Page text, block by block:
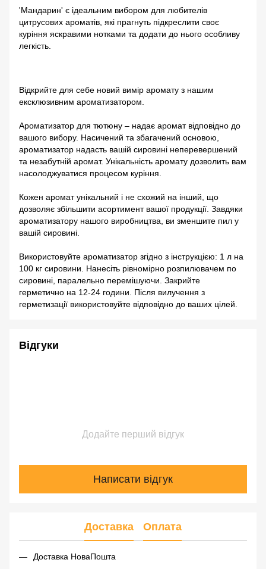
'Мандарин' є ідеальним вибором для любителів
цитрусових ароматів, які прагнуть підкреслити своє
куріння яскравими нотками та додати до нього особливу
легкість.
Відкрийте для себе новий вимір аромату з нашим
ексклюзивним ароматизатором.
Ароматизатор для тютюну – надає аромат відповідно до
вашого вибору. Насичений та збагачений основою,
ароматизатор надасть вашій сировині неперевершений
та незабутній аромат. Унікальність аромату дозволить вам
насолоджуватися процесом куріння.
Кожен аромат унікальний і не схожий на інший, що
дозволяє збільшити асортимент вашої продукції. Завдяки
ароматизатору нашого виробництва, ви зменшите пил у
вашій сировині.
Використовуйте ароматизатор згідно з інструкцією: 1 л на
100 кг сировини. Нанесіть рівномірно розпилювачем по
сировині, паралельно перемішуючи. Закрийте
герметично на 12-24 години. Після вилучення з
герметизації використовуйте відповідно до ваших цілей.
Відгуки
Додайте перший відгук
Написати відгук
Доставка Оплата
Доставка НоваПошта